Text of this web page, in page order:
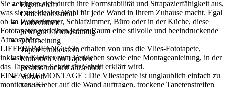
Eigenschaft
Dimensionsstabil
Farbechtheit
Sehr gut Lichtbeständig
Verarbeitung
Tapete einkleistern
Entfernen von Tapeten
Restlos trocken abziehbar
Stilwelt
Sie zeichnen sich durch ihre Formstabilität und Strapazierfähigkeit aus,
was sie zur idealen Wahl für jede Wand in Ihrem Zuhause macht. Egal
ob im Wohnzimmer, Schlafzimmer, Büro oder in der Küche, diese
Fototapeten verleihen jedem Raum eine stilvolle und beeindruckende
Atmosphäre..
LIEFERUMFANG : Sie erhalten von uns die Vlies-Fototapete,
inklusive Kleister zum Verkleben sowie eine Montageanleitung, in der
das Tapezieren Schritt für Schritt erklärt wird.
EINFACHE MONTAGE : Die Vliestapete ist unglaublich einfach zu
montieren: Kleber auf die Wand auftragen, trockene Tapetenstreifen